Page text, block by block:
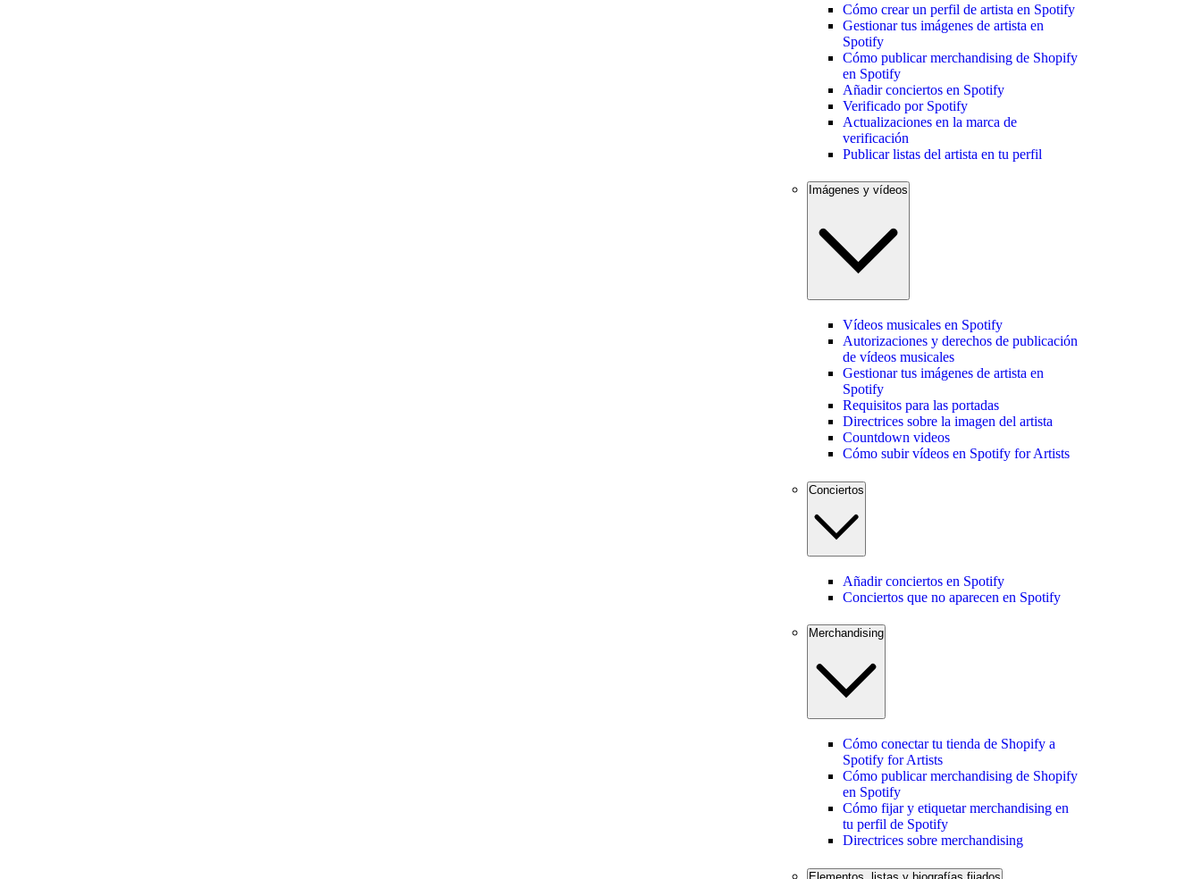
Cómo crear un perfil de artista en Spotify
Gestionar tus imágenes de artista en
Spotify
Cómo publicar merchandising de Shopify
en Spotify
Añadir conciertos en Spotify
Verificado por Spotify
Actualizaciones en la marca de
verificación
Publicar listas del artista en tu perfil
Imágenes y vídeos
Vídeos musicales en Spotify
Autorizaciones y derechos de publicación
de vídeos musicales
Gestionar tus imágenes de artista en
Spotify
Requisitos para las portadas
Directrices sobre la imagen del artista
Countdown videos
Cómo subir vídeos en Spotify for Artists
Conciertos
Añadir conciertos en Spotify
Conciertos que no aparecen en Spotify
Merchandising
Cómo conectar tu tienda de Shopify a
Spotify for Artists
Cómo publicar merchandising de Shopify
en Spotify
Cómo fijar y etiquetar merchandising en
tu perfil de Spotify
Directrices sobre merchandising